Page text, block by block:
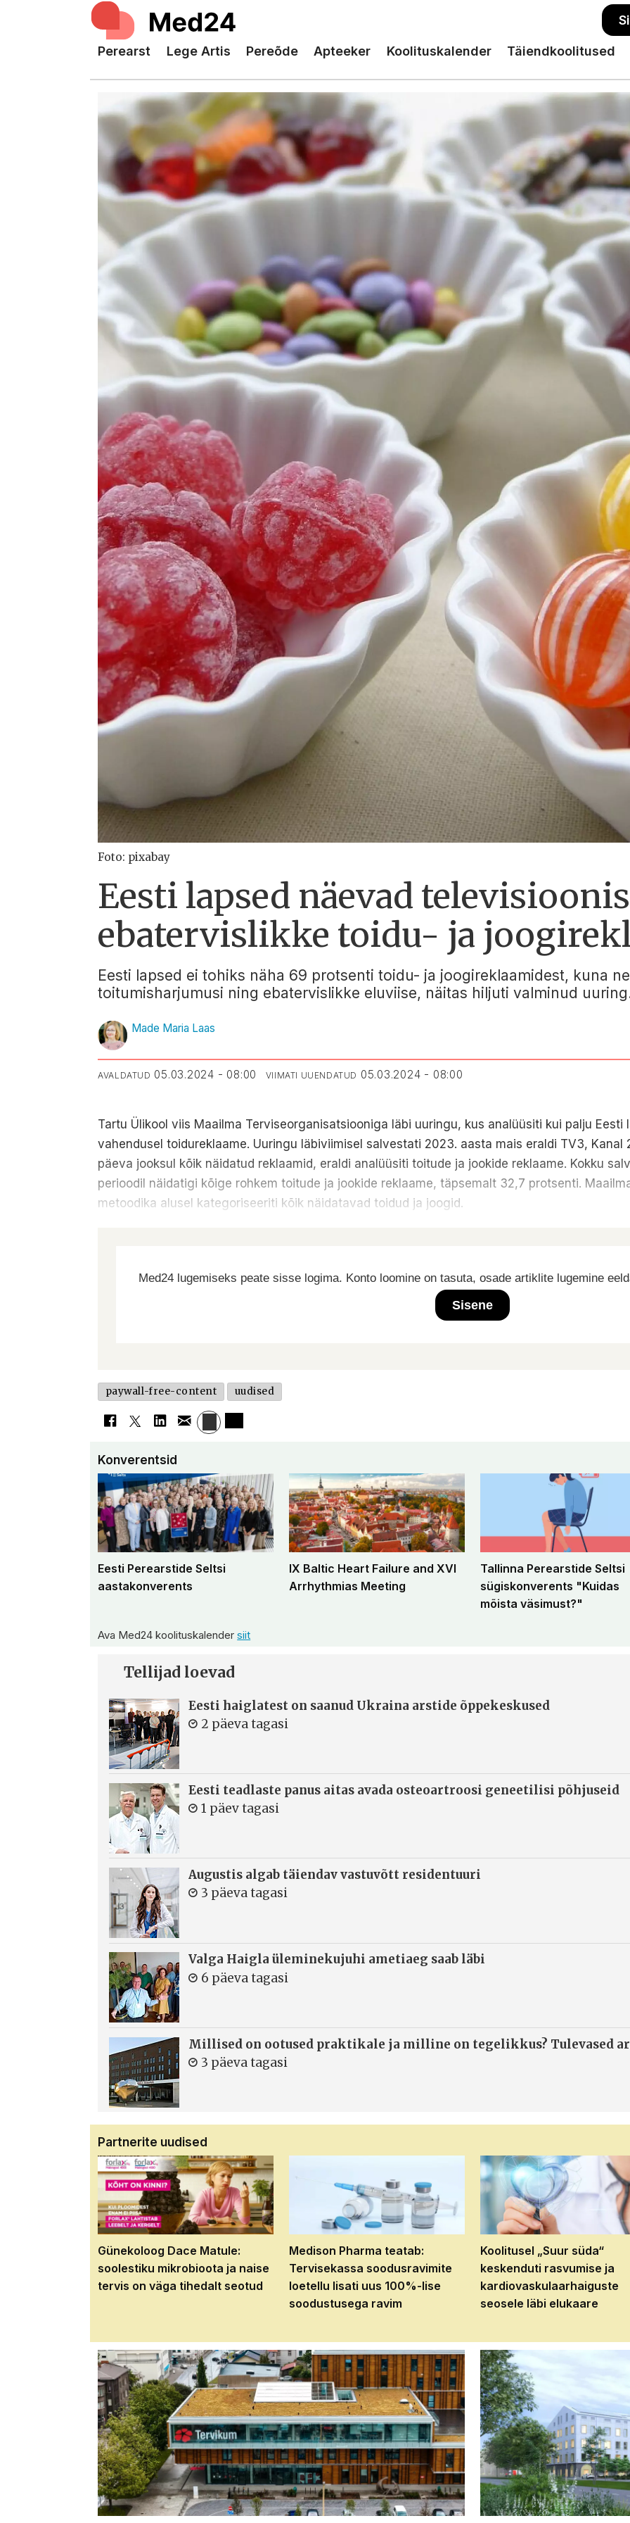
Perearst Lege Artis Pereõde Apteeker Koolituskalender Täiendkoolitused
Foto: pixabay
Eesti lapsed näevad
ebatervislikke toidu- ja
Eesti lapsed ei tohiks näha 69 protsenti toidu- ja joogireklaamidest, kuna
toitumisharjumusi ning ebatervislikke eluviise, näitas hiljuti valminud
Made Maria Laas
AVALDATUD 05.03.2024 - 08:00 VIIMATI UUENDATUD 05.03.2024 - 08:00
Tartu Ülikool viis Maailma Terviseorganisatsiooniga läbi uuringu, kus analüüsiti kui palju
vahendusel toidureklaame. Uuringu läbiviimisel salvestati 2023. aasta mais eraldi TV3, Kanal
päeva jooksul kõik näidatud reklaamid, eraldi analüüsiti toitude ja jookide reklaame. Kokku
perioodil näidatigi kõige rohkem toitude ja jookide reklaame, täpsemalt 32,7 protsenti.
metoodika alusel kategoriseeriti kõik näidatavad toidud ja joogid.
Med24 lugemiseks peate sisse logima. Konto loomine on tasuta, osade artiklite lugemine
Sisene
paywall-free-content uudised
Konverentsid
Eesti Perearstide Seltsi
aastakonverents
IX Baltic Heart Failure and XVI
Arrhythmias Meeting
Tallinna Perearstide Seltsi
sügiskonverents "Kuidas
mõista väsimust?"
Ava Med24 koolituskalendersiit
Tellijad loevad
Eesti haiglatest on saanud Ukraina arstide õppekeskused
2 päeva tagasi
Eesti teadlaste panus aitas avada osteoartroosi geneetilisi põhjuseid
1 päev tagasi
Augustis algab täiendav vastuvõtt residentuuri
3 päeva tagasi
Valga Haigla üleminekujuhi ametiaeg saab läbi
6 päeva tagasi
Millised on ootused praktikale ja milline on tegelikkus? Tulevased
3 päeva tagasi
Partnerite uudised
Günekoloog Dace Matule:
soolestiku mikrobioota ja naise
tervis on väga tihedalt seotud
Medison Pharma teatab:
Tervisekassa soodusravimite
loetellu lisati uus 100%-lise
soodustusega ravim
Koolitusel „Suur süda“
keskenduti rasvumise ja
kardiovaskulaarhaiguste
seosele läbi elukaare